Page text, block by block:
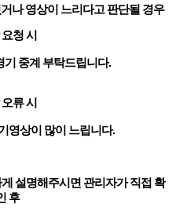
나 영상이 느리다고 판단될 경우
청 시
기 중계 부탁드립니다.
류 시
영상이 많이 느립니다.
설명해주시면 관리자가 직접 확
후